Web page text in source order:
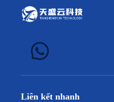
Liên kết nhanh